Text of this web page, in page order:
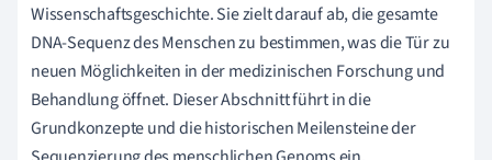
Wissenschaftsgeschichte. Sie zielt darauf ab, die gesamte
DNA-Sequenz des Menschen zu bestimmen, was die Tür zu
neuen Möglichkeiten in der medizinischen Forschung und
Behandlung öffnet. Dieser Abschnitt führt in die
Grundkonzepte und die historischen Meilensteine der